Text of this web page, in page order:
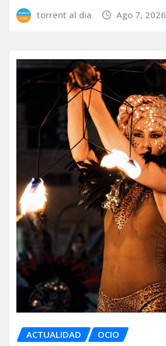
torrent al dia Ago 7, 2026
ACTUALIDAD OCIO